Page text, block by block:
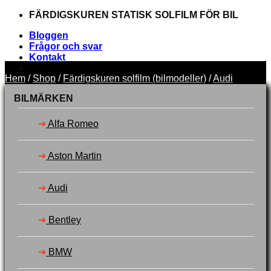
Skip
content
FÄRDIGSKUREN STATISK SOLFILM FÖR BIL
Bloggen
Frågor och svar
Kontakt
efter:
Välj bilmärke
Toner
Verktyg
Garanti
Svenska
Dansk
Suomi
Logga in
Hem / Shop / Färdigskuren solfilm (bilmodeller) /Audi
BILMÄRKEN
➔Alfa Romeo
➔Aston Martin
➔Audi
➔ Bentley
➔ BMW